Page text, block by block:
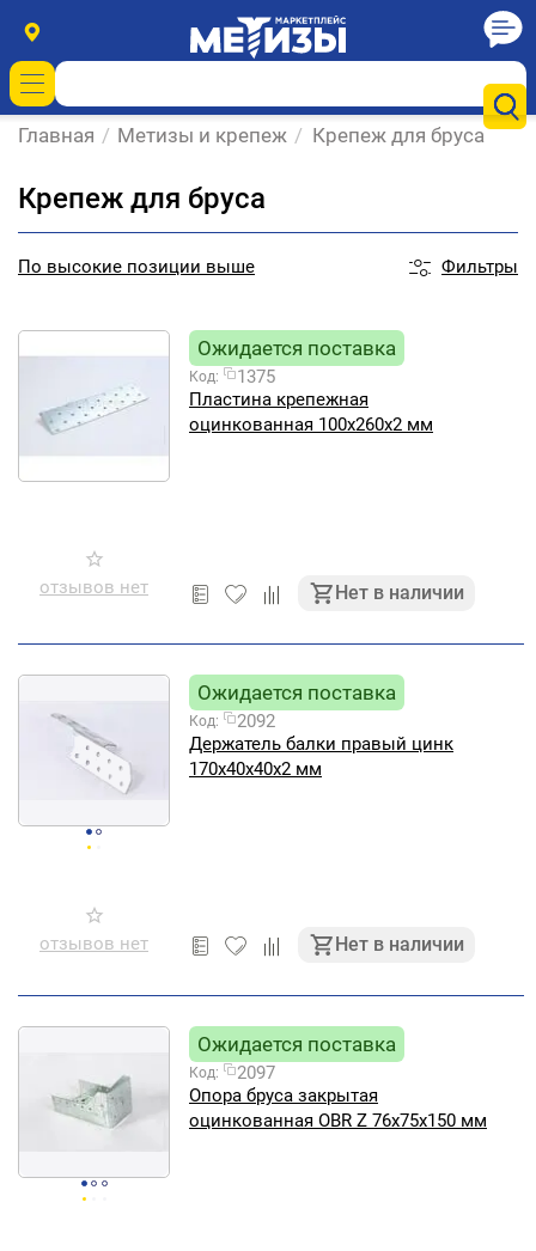
Главная / Метизы и крепеж / Крепеж для бруса
Крепеж для бруса
По высокие позиции выше Фильтры
отзывов нет
Ожидается поставка
Код:
1375
Пластина крепежная
оцинкованная 100х260х2 мм
Нет в наличии
отзывов нет
Ожидается поставка
Код:
2092
Держатель балки правый цинк
170х40х40х2 мм
Нет в наличии
Ожидается поставка
Код:
2097
Опора бруса закрытая
оцинкованная OBR Z 76х75х150 мм